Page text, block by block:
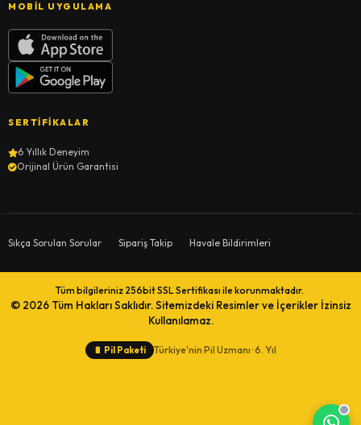
MOBIL UYGULAMA
SERTIFIKALAR
6 Yıllık Deneyim
Orijinal Ürün Garantisi
Sıkça Sorulan Sorular Sipariş Takip Havale Bildirimleri
Tüm bilgileriniz 256bit SSL Sertifikası ile korunmaktadır.
© 2026 Tüm Hakları Saklıdır. Sitemizdeki Resimler ve İçerikler İzinsiz
Kullanılamaz.
🔋 Pil Paketi Türkiye'nin Pil Uzmanı · 6. Yıl